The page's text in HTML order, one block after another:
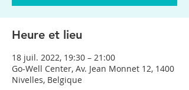
Heure et lieu
18 juil. 2022, 19:30 – 21:00
Go-Well Center, Av. Jean Monnet 12, 1400
Nivelles, Belgique